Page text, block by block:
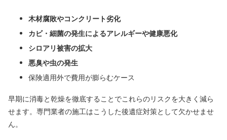
木材腐敗やコンクリート劣化
カビ・細菌の発生によるアレルギーや健康悪化
シロアリ被害の拡大
悪臭や虫の発生
保険適用外で費用が膨らむケース
早期に消毒と乾燥を徹底することでこれらのリスクを大きく減ら
せます。専門業者の施工はこうした後遺症対策として欠かせませ
ん。